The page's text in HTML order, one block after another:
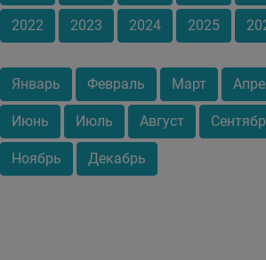
2022 2023 2024 2025
Январь Февраль Март
Июнь Июль Август
Ноябрь Декабрь